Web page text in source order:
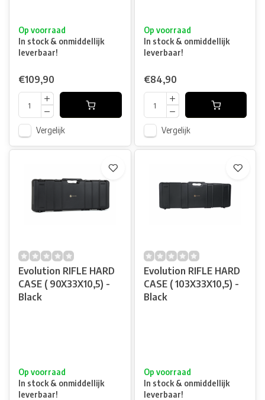
Op voorraad
In stock & onmiddellijk
leverbaar!
€109,90
Vergelijk
Op voorraad
In stock & onmiddellijk
leverbaar!
€84,90
Vergelijk
Evolution RIFLE HARD
CASE ( 90X33X10,5) -
Black
Op voorraad
In stock & onmiddellijk
leverbaar!
Evolution RIFLE HARD
CASE ( 103X33X10,5) -
Black
Op voorraad
In stock & onmiddellijk
leverbaar!